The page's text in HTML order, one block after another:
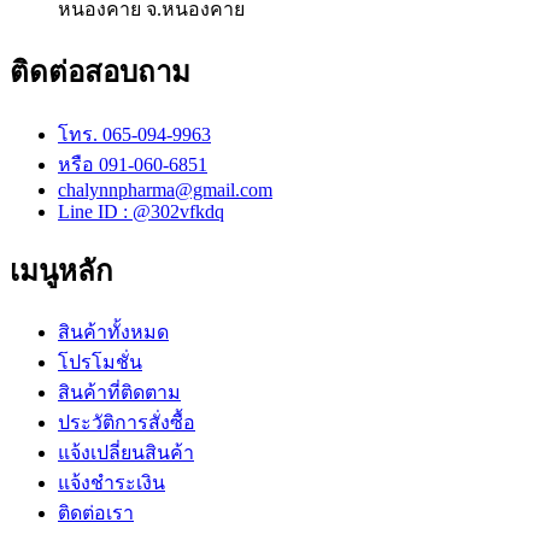
หนองคาย จ.หนองคาย
ติดต่อสอบถาม
โทร. 065-094-9963
หรือ 091-060-6851
chalynnpharma@gmail.com
Line ID : @302vfkdq
เมนูหลัก
สินค้าทั้งหมด
โปรโมชั่น
สินค้าที่ติดตาม
ประวัติการสั่งซื้อ
แจ้งเปลี่ยนสินค้า
แจ้งชำระเงิน
ติดต่อเรา